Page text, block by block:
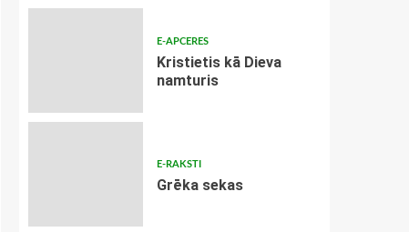
E-APCERES
Kristietis kā Dieva
namturis
E-RAKSTI
Grēka sekas